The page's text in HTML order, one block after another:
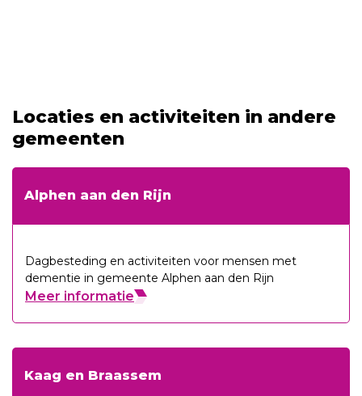
Locaties en activiteiten in andere
gemeenten
Alphen aan den Rijn
Dagbesteding en activiteiten voor mensen met
dementie in gemeente Alphen aan den Rijn
Meer informatie
Kaag en Braassem